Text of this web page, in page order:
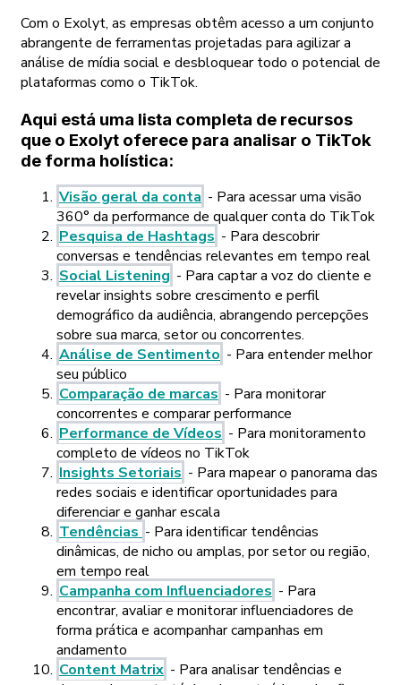
Com o Exolyt, as empresas obtêm acesso a um conjunto
abrangente de ferramentas projetadas para agilizar a
análise de mídia social e desbloquear todo o potencial de
plataformas como o TikTok.
Aqui está uma lista completa de recursos
que o Exolyt oferece para analisar o TikTok
de forma holística:
Visão geral da conta - Para acessar uma visão
360° da performance de qualquer conta do TikTok
Pesquisa de Hashtags - Para descobrir
conversas e tendências relevantes em tempo real
Social Listening - Para captar a voz do cliente e
revelar insights sobre crescimento e perfil
demográfico da audiência, abrangendo percepções
sobre sua marca, setor ou concorrentes.
Análise de Sentimento - Para entender melhor
seu público
Comparação de marcas - Para monitorar
concorrentes e comparar performance
Performance de Vídeos - Para monitoramento
completo de vídeos no TikTok
Insights Setoriais - Para mapear o panorama das
redes sociais e identificar oportunidades para
diferenciar e ganhar escala
Tendências - Para identificar tendências
dinâmicas, de nicho ou amplas, por setor ou região,
em tempo real
Campanha com Influenciadores - Para
encontrar, avaliar e monitorar influenciadores de
forma prática e acompanhar campanhas em
andamento
Content Matrix - Para analisar tendências e